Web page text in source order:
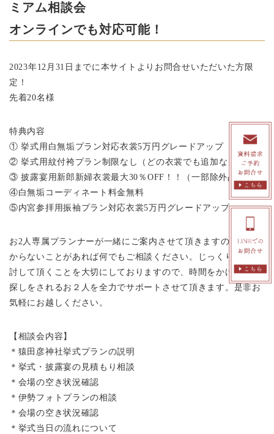
ミアム相談会
オンラインでも対応可能！
2023年12月31日までに本サイトよりお問合せいただいた方限
定！
先着20名様
特典内容
① 挙式用白無垢プラン対応衣裳5万円グレードアップ
② 挙式用紋付袴プラン制限なし（どの衣裳でも追加なし！）
③ 披露宴用新郎新婦衣裳最大30％OFF！！（一部除外品あり）
④白無垢コーディネート料金無料
⑤内宮参拝用振袖プラン対応衣裳5万円グレードアップ
お2人専属プランナーが一緒にご案内させて頂きますので、わ
からないことがあれば何でもご相談ください。じっくり比較検
討して頂くことを大切にしておりますので、時間をかけて会場
探しをされるお２人を全力でサポートさせて頂きます。是非お
気軽にお越しください。
【相談会内容】
＊猿田彦神社挙式プランの説明
＊挙式・披露宴の見積もり相談
＊会場の空き状況確認
＊伊勢フォトプランの相談
＊会場の空き状況確認
＊挙式当日の流れについて